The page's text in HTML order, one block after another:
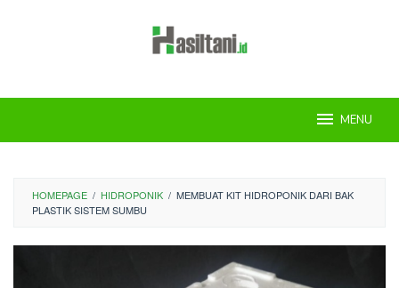
MENU
HOMEPAGE / HIDROPONIK / MEMBUAT KIT HIDROPONIK DARI BAK
PLASTIK SISTEM SUMBU